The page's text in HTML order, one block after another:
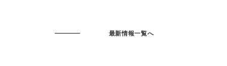
最新情報一覧へ